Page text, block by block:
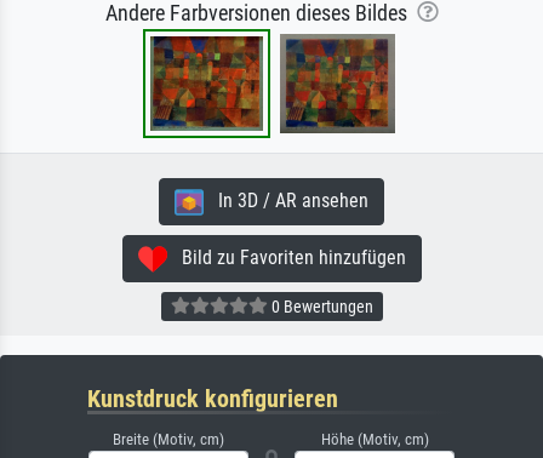
Andere Farbversionen dieses Bildes
In 3D / AR ansehen
Bild zu Favoriten hinzufügen
0 Bewertungen
Kunstdruck konfigurieren
Breite (Motiv, cm) Höhe (Motiv, cm)